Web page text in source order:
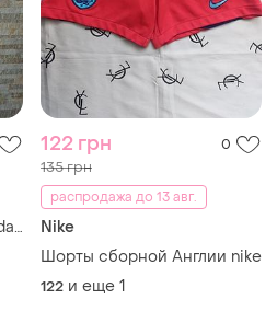
122 грн 0
135 грн
распродажа до 13 авг.
Nike
Шорты сборной Англии nike
122 и еще 1